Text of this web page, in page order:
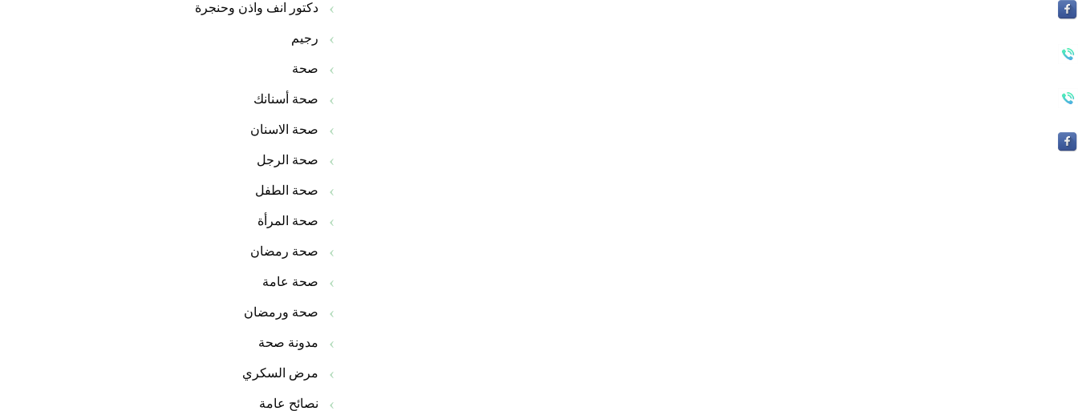
دكتور انف واذن وحنجرة
رجيم
صحة
صحة أسنانك
صحة الاسنان
صحة الرجل
صحة الطفل
صحة المرأة
صحة رمضان
صحة عامة
صحة ورمضان
مدونة صحة
مرض السكري
نصائح عامة